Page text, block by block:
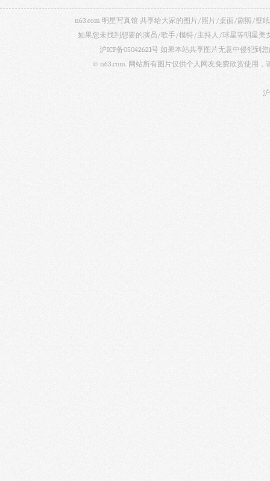
n63.com 明星写真馆 共享给大家的图片/照片/桌面/剧照/壁
如果您未找到想要的演员/歌手/模特/主持人/球星等明星美
沪ICP备05042621号 如果本站共享图片无意中侵犯到
© n63.com. 网站所有图片仅供个人网友免费欣赏使用